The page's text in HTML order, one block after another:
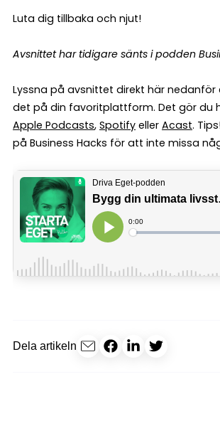
Luta dig tillbaka och njut!
Avsnittet har tidigare sänts i podden
Lyssna på avsnittet direkt här nedanför
det på din favoritplattform. Det gör du
Apple Podcasts, Spotify eller Acast.
på Business Hacks för att inte missa
Dela artikeln